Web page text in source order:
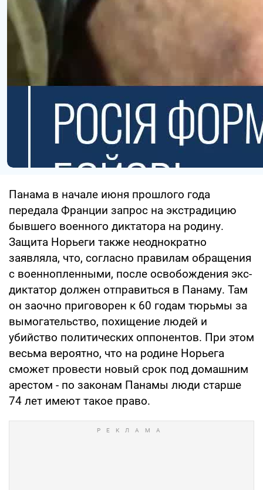
Панама в начале июня прошлого года
передала Франции запрос на экстрадицию
бывшего военного диктатора на родину.
Защита Норьеги также неоднократно
заявляла, что, согласно правилам обращения
с военнопленными, после освобождения экс-
диктатор должен отправиться в Панаму. Там
он заочно приговорен к 60 годам тюрьмы за
вымогательство, похищение людей и
убийство политических оппонентов. При этом
весьма вероятно, что на родине Норьега
сможет провести новый срок под домашним
арестом - по законам Панамы люди старше
74 лет имеют такое право.